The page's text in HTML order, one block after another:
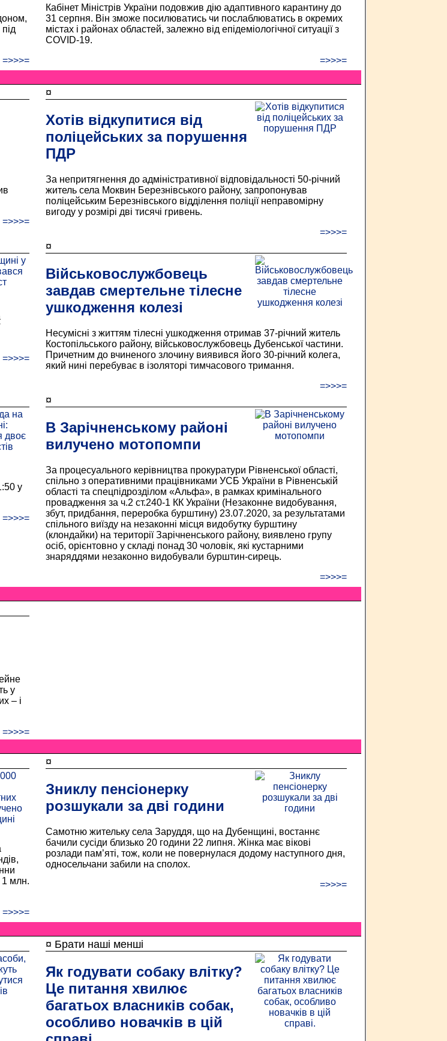
=>>>=
Кабінет Міністрів України подовжив дію адаптивного карантину до
31 серпня. Він зможе посилюватись чи послаблюватись в окремих
містах і районах областей, залежно від епідеміологічної ситуації з
COVID-19.
=>>>=
=>>>=
¤
Хотів відкупитися від
поліцейських за порушення
ПДР
За непритягнення до адміністративної відповідальності 50-річний
житель села Моквин Березнівського району, запропонував
поліцейським Березнівського відділення поліції неправомірну
вигоду у розмірі дві тисячі гривень.
=>>>=
=>>>=
¤
Військовослужбовець
завдав смертельне тілесне
ушкодження колезі
Несумісні з життям тілесні ушкодження отримав 37-річний житель
Костопільського району, військовослужбовець Дубенської частини.
Причетним до вчиненого злочину виявився його 30-річний колега,
який нині перебуває в ізоляторі тимчасового тримання.
=>>>=
у
=>>>=
¤
В Зарічненському районі
вилучено мотопомпи
За процесуального керівництва прокуратури Рівненської області,
спільно з оперативними працівниками УСБ України в Рівненській
області та спецпідрозділом «Альфа», в рамках кримінального
провадження за ч.2 ст.240-1 КК України (Незаконне видобування,
збут, придбання, переробка бурштину) 23.07.2020, за результатами
спільного виїзду на незаконні місця видобутку бурштину
(клондайки) на території Зарічненського району, виявлено групу
осіб, орієнтовно у складі понад 30 чоловік, які кустарними
знаряддями незаконно видобували бурштин-сирець.
=>>>=
у
– і
=>>>=
1 млн.
=>>>=
¤
Зниклу пенсіонерку
розшукали за дві години
Самотню жительку села Заруддя, що на Дубенщині, востаннє
бачили сусіди близько 20 години 22 липня. Жінка має вікові
розлади пам’яті, тож, коли не повернулася додому наступного дня,
односельчани забили на сполох.
=>>>=
¤ Брати наші менші
Як годувати собаку влітку?
Це питання хвилює
багатьох власників собак,
особливо новачків в цій